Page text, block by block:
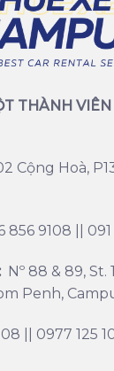
THÀNH
Cộng Hoà,
9108 || 091
Nº 88 & 89, St.
Penh,
|| 0977 125